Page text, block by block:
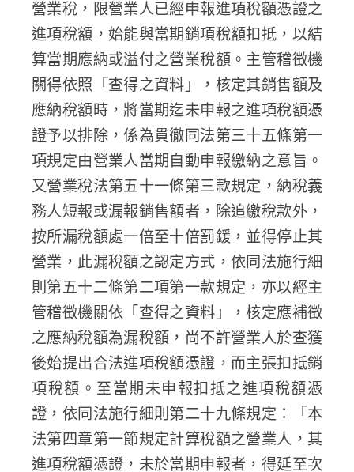
營業稅，限營業人已經申報進項稅額憑證之
進項稅額，始能與當期銷項稅額扣抵，以結
算當期應納或溢付之營業稅額。主管稽徵機
關得依照「查得之資料」，核定其銷售額及
應納稅額時，將當期迄未申報之進項稅額憑
證予以排除，係為貫徹同法第三十五條第一
項規定由營業人當期自動申報繳納之意旨。
又營業稅法第五十一條第三款規定，納稅義
務人短報或漏報銷售額者，除追繳稅款外，
按所漏稅額處一倍至十倍罰鍰，並得停止其
營業，此漏稅額之認定方式，依同法施行細
則第五十二條第二項第一款規定，亦以經主
管稽徵機關依「查得之資料」，核定應補徵
之應納稅額為漏稅額，尚不許營業人於查獲
後始提出合法進項稅額憑證，而主張扣抵銷
項稅額。至當期未申報扣抵之進項稅額憑
證，依同法施行細則第二十九條規定：「本
法第四章第一節規定計算稅額之營業人，其
進項稅額憑證，未於當期申報者，得延至次